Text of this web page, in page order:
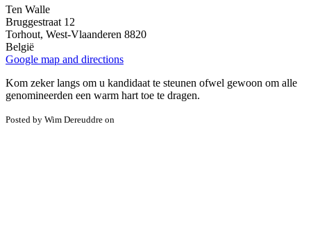
Ten Walle
Bruggestraat 12
Torhout, West-Vlaanderen 8820
België
Google map and directions
Kom zeker langs om u kandidaat te steunen ofwel gewoon om alle
genomineerden een warm hart toe te dragen.
Posted by Wim Dereuddre on